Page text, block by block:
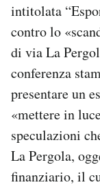
intitolata
contro lo
di via La
conferenza
presentare un
«mettere in
speculazioni
La Pergola,
finanziario, il